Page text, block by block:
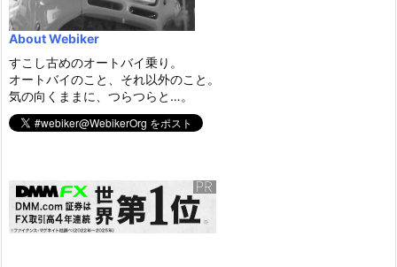
About Webiker
すこし古めのオートバイ乗り。
オートバイのこと、それ以外のこと。
気の向くままに、つらつらと…。